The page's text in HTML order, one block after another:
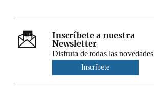
Inscríbete a nuestra
Newsletter
Disfruta de todas las novedades
Inscríbete